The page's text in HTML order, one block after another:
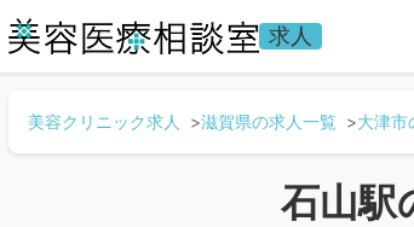
求人
美容クリニック求人 滋賀県の求人一覧 大津市
石山駅